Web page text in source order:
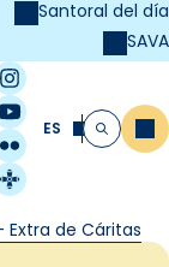
Santoral del día
SAVA
Estel
ES Buscar
Extra de Cáritas